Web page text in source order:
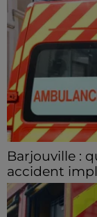
Barjouville :
accident
La circulation a
après-midi sur